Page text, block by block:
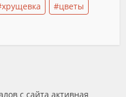
хрущевка
цветы
с сайта активная